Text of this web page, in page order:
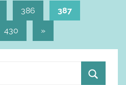
386 387
430
Volgende
»